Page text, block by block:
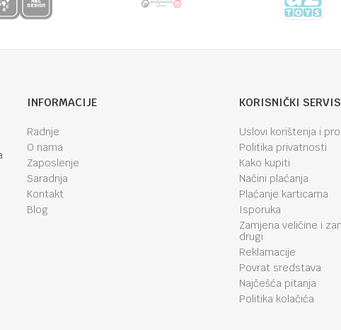
INFORMACIJE
Radnje
O nama
Zaposlenje
Saradnja
Kontakt
Blog
KORISNIČKI SERVIS
Uslovi korištenja i
Politika privatnosti
Kako kupiti
Načini plaćanja
Plaćanje karticama
Isporuka
Zamjena veličine i
drugi
Reklamacije
Povrat sredstava
Najčešća pitanja
Politika kolačića